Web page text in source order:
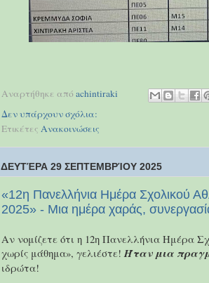
Αναρτήθηκε από achintiraki
Δεν υπάρχουν σχόλια:
Ετικέτες Ανακοινώσεις
ΔΕΥΤΈΡΑ 29 ΣΕΠΤΕΜΒΡΊΟΥ 2025
«12η Πανελλήνια Ημέρα Σχολικού
2025» - Μια ημέρα χαράς,
Αν νομίζετε ότι η 12η Πανελλήνια Ημέρα
χωρίς μάθημα», γελιέστε! Ήταν μια
ιδρώτα!